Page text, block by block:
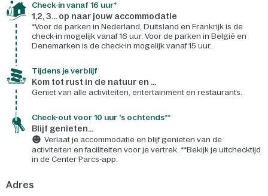
Check-in vanaf 16 uur*
1,2, 3... op naar jouw accommodatie
*Voor de parken in Nederland, Duitsland en Frankrijk is de
check-in mogelijk vanaf 16 uur. Voor de parken in België en
Denemarken is de check-in mogelijk vanaf 15 uur.
Tijdens je verblijf
Kom tot rust in de natuur en ...
Geniet van alle activiteiten, entertainment en restaurants.
Check-out voor 10 uur 's ochtends**
Blijf genieten...
Verlaat je accommodatie en blijf genieten van de
activiteiten en faciliteiten voor je vertrek. **Bekijk je uitchecktijd
in de Center Parcs-app.
Adres